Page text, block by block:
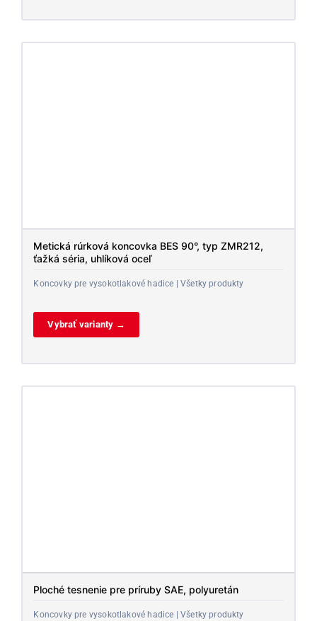
Metická rúrková koncovka BES 90°, typ ZMR212,
ťažká séria, uhlíková oceľ
Koncovky pre vysokotlakové hadice | Všetky produkty
Vybrať varianty →
Ploché tesnenie pre príruby SAE, polyuretán
Koncovky pre vysokotlakové hadice | Všetky produkty